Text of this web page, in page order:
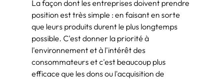
La façon dont les entreprises doivent prendre
position est très simple : en faisant en sorte
que leurs produits durent le plus longtemps
possible. C'est donner la priorité à
l'environnement et à l'intérêt des
consommateurs et c'est beaucoup plus
efficace que les dons ou l'acquisition de